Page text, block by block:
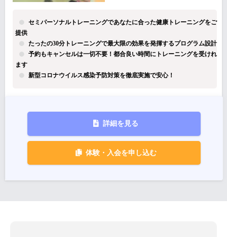
セミパーソナルトレーニングであなたに合った健康トレーニングをご
提供
たったの30分トレーニングで最大限の効果を発揮するプログラム設計
予約もキャンセルは一切不要！都合良い時間にトレーニングを受けれ
ます
新型コロナウイルス感染予防対策を徹底実施で安心！
詳細を見る
体験・入会を申し込む